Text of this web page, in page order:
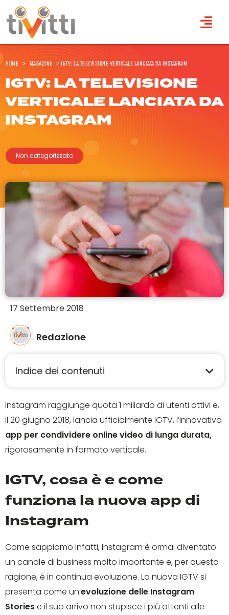
Home > Magazine >IGTV: la televisione verticale lanciata da Instagram
IGTV: LA TELEVISIONE
VERTICALE LANCIATA DA
INSTAGRAM
Non categorizzato
Redazione
17 Settembre 2018
Indice dei contenuti
Instagram raggiunge quota 1 miliardo di utenti attivi e,
il 20 giugno 2018, lancia ufficialmente IGTV, l’innovativa
app per condividere online video di lunga durata,
rigorosamente in formato verticale.
IGTV, cosa è e come
funziona la nuova app di
Instagram
Come sappiamo infatti, Instagram è ormai diventato
un canale di business molto importante e, per questa
ragione, è in continua evoluzione. La nuova IGTV si
presenta come un’evoluzione delle Instagram
Storiese il suo arrivo non stupisce i più attenti alle